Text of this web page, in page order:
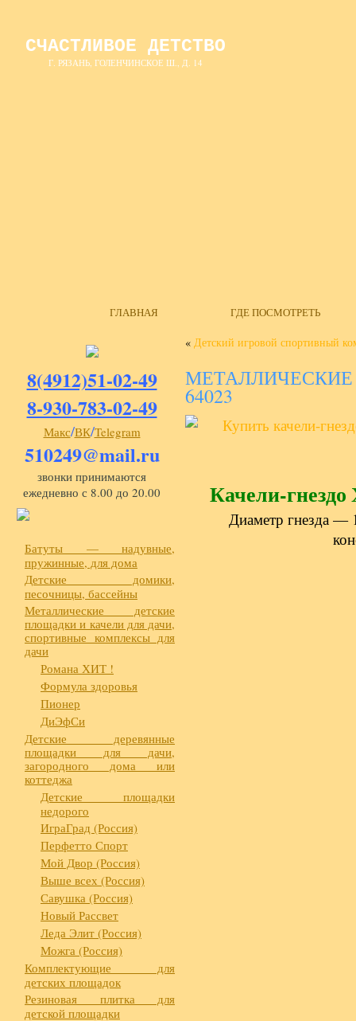
СЧАСТЛИВОЕ ДЕТСТВО
Г. РЯЗАНЬ, ГОЛЕНЧИНСКОЕ Ш., Д. 14
ГЛАВНАЯ ГДЕ ПОСМОТРЕТЬ
8(4912)51-02-49
8-930-783-02-49
Макс/ВК/Telegram
510249@mail.ru
звонки принимаются
ежедневно с 8.00 до 20.00
Батуты — надувные,
пружинные, для дома
Детские домики,
песочницы, бассейны
Металлические детские
площадки и качели для дачи,
спортивные комплексы для
дачи
Романа ХИТ !
Формула здоровья
Пионер
ДиЭфСи
Детские деревянные
площадки для дачи,
загородного дома или
коттеджа
Детские площадки
недорого
ИграГрад (Россия)
Перфетто Спорт
Мой Двор (Россия)
Выше всех (Россия)
Савушка (Россия)
Новый Рассвет
Леда Элит (Россия)
Можга (Россия)
Комплектующие для
детских площадок
Резиновая плитка для
детской площадки
« Детский игровой спортивный
МЕТАЛЛИЧЕСКИЕ
64023
Качели-
Диаметр гнезда —